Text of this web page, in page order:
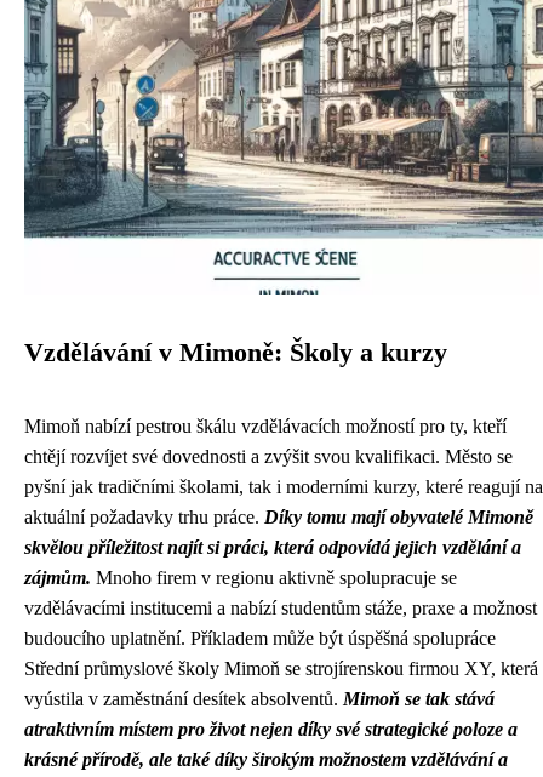
Vzdělávání v Mimoně: Školy a kurzy
Mimoň nabízí pestrou škálu vzdělávacích možností pro ty, kteří
chtějí rozvíjet své dovednosti a zvýšit svou kvalifikaci. Město se
pyšní jak tradičními školami, tak i moderními kurzy, které reagují na
aktuální požadavky trhu práce. Díky tomu mají obyvatelé Mimoně
skvělou příležitost najít si práci, která odpovídá jejich vzdělání a
zájmům. Mnoho firem v regionu aktivně spolupracuje se
vzdělávacími institucemi a nabízí studentům stáže, praxe a možnost
budoucího uplatnění. Příkladem může být úspěšná spolupráce
Střední průmyslové školy Mimoň se strojírenskou firmou XY, která
vyústila v zaměstnání desítek absolventů. Mimoň se tak stává
atraktivním místem pro život nejen díky své strategické poloze a
krásné přírodě, ale také díky širokým možnostem vzdělávání a